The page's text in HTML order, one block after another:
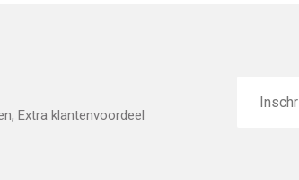
Extra klantenvoordeel
mailadres